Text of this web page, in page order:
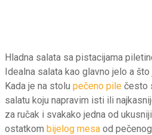
Hladna salata sa pistacijama
Idealna salata kao glavno jelo a što
Kada je na stolu pečeno pile često
salatu koju napravim isti ili
za ručak i svakako jedna od
ostatkom bijelog mesa od